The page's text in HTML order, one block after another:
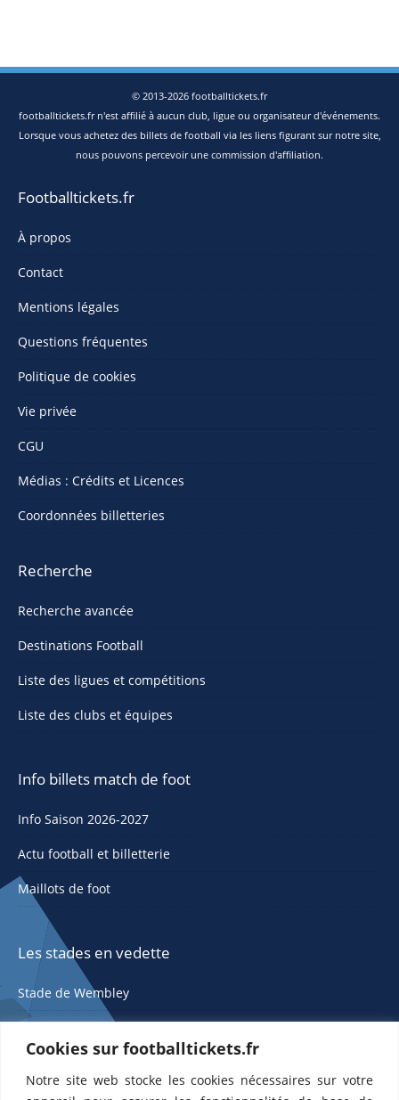
Cookies sur footballtickets.fr
Notre site web stocke les cookies nécessaires sur votre
© 2013-2026 footballtickets.fr
footballtickets.fr n'est affilié à aucun club, ligue ou organisateur d'événements.
Lorsque vous achetez des billets de football via les liens figurant sur notre site,
nous pouvons percevoir une commission d'affiliation.
Footballtickets.fr
À propos
Contact
Mentions légales
Questions fréquentes
Politique de cookies
Vie privée
CGU
Médias : Crédits et Licences
Coordonnées billetteries
Recherche
Recherche avancée
Destinations Football
Liste des ligues et compétitions
Liste des clubs et équipes
Info billets match de foot
Info Saison 2026-2027
Actu football et billetterie
Maillots de foot
Les stades en vedette
Stade de Wembley